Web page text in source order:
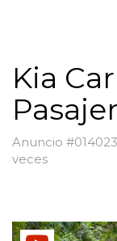
Kia
Anuncio
veces